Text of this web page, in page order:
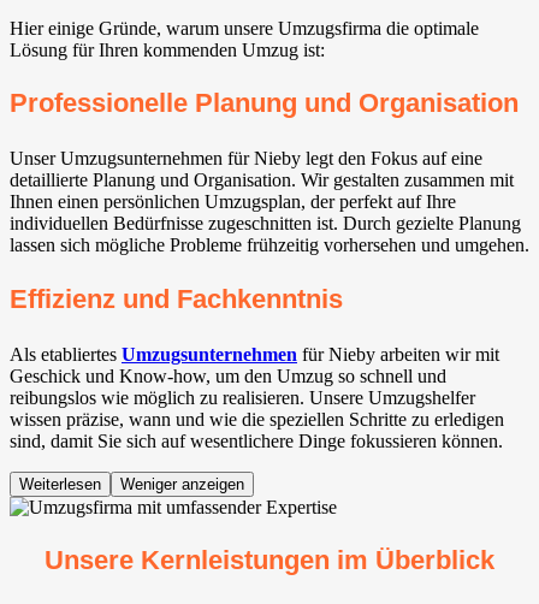
Hier einige Gründe, warum unsere Umzugsfirma die optimale
Lösung für Ihren kommenden Umzug ist:
Professionelle Planung und Organisation
Unser Umzugsunternehmen für Nieby legt den Fokus auf eine
detaillierte Planung und Organisation. Wir gestalten zusammen mit
Ihnen einen persönlichen Umzugsplan, der perfekt auf Ihre
individuellen Bedürfnisse zugeschnitten ist. Durch gezielte Planung
lassen sich mögliche Probleme frühzeitig vorhersehen und umgehen.
Effizienz und Fachkenntnis
Als etabliertes Umzugsunternehmen für Nieby arbeiten wir mit
Geschick und Know-how, um den Umzug so schnell und
reibungslos wie möglich zu realisieren. Unsere Umzugshelfer
wissen präzise, wann und wie die speziellen Schritte zu erledigen
sind, damit Sie sich auf wesentlichere Dinge fokussieren können.
Weiterlesen Weniger anzeigen
Unsere Kernleistungen im Überblick